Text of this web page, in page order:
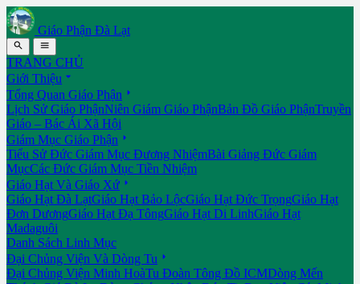
Giáo Phận Đà Lạt
 
TRANG CHỦ
Giới Thiệu 
Tổng Quan Giáo Phận 
Lịch Sử Giáo PhậnNiên Giám Giáo PhậnBản Đồ Giáo PhậnTruyền
Giáo – Bác Ái Xã Hội
Giám Mục Giáo Phận 
Tiểu Sử Đức Giám Mục Đương NhiệmBài Giảng Đức Giám
MụcCác Đức Giám Mục Tiền Nhiệm
Giáo Hạt Và Giáo Xứ 
Giáo Hạt Đà LạtGiáo Hạt Bảo LộcGiáo Hạt Đức TrọngGiáo Hạt
Đơn DươngGiáo Hạt Đạ TôngGiáo Hạt Di LinhGiáo Hạt
Madaguôi
Danh Sách Linh Mục
Đại Chủng Viện Và Dòng Tu 
Đại Chủng Viện Minh HoàTu Đoàn Tông Đồ ICMDòng Mến